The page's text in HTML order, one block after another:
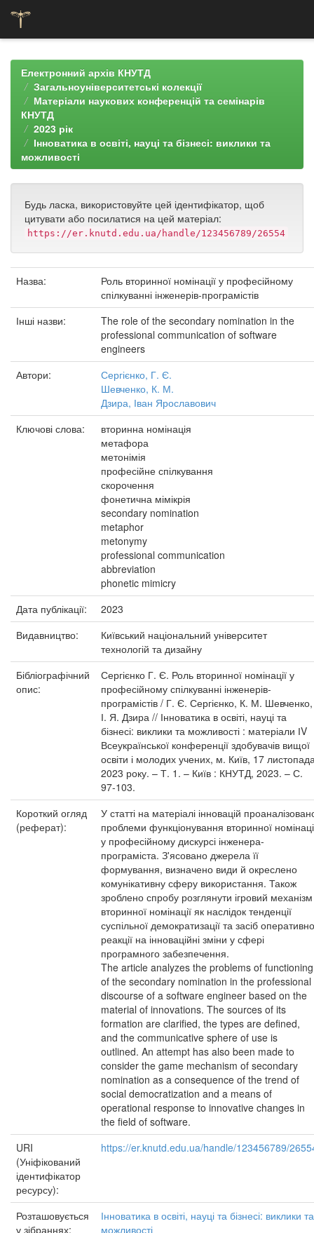
navigationЕлектронний архів КНУТД
Загальноуніверситетські колекції
Матеріали наукових конференцій та семінарів
КНУТД
2023 рік
Інноватика в освіті, науці та бізнесі: виклики та
можливості
Будь ласка, використовуйте цей ідентифікатор, щоб
цитувати або посилатися на цей матеріал:
https://er.knutd.edu.ua/handle/123456789/26554
Назва:
Роль вторинної номінації у професійному
спілкуванні інженерів-програмістів
Інші назви:
The role of the secondary nomination in the
professional communication of software
engineers
Автори:
Сергієнко, Г. Є.
Шевченко, К. М.
Дзира, Іван Ярославович
Ключові слова:
вторинна номінація
метафора
метонімія
професійне спілкування
скорочення
фонетична мімікрія
secondary nomination
metaphor
metonymy
professional communication
abbreviation
phonetic mimicry
Дата публікації:
2023
Видавництво:
Київський національний університет
технологій та дизайну
Бібліографічний
опис:
Сергієнко Г. Є. Роль вторинної номінації у
професійному спілкуванні інженерів-
програмістів / Г. Є. Сергієнко, К. М. Шевченко,
І. Я. Дзира // Інноватика в освіті, науці та
бізнесі: виклики та можливості : матеріали ІV
Всеукраїнської конференції здобувачів вищої
освіти і молодих учених, м. Київ, 17
2023 року. – Т. 1. – Київ : КНУТД, 2023. – С.
97-103.
Короткий огляд
(реферат):
У статті на матеріалі інновацій
проблеми функціонування вторинної
у професійному дискурсі інженера-
програміста. З'ясовано джерела її
формування, визначено види й окреслено
комунікативну сферу використання. Також
зроблено спробу розглянути ігровий механізм
вторинної номінації як наслідок тенденції
суспільної демократизації та засіб
реакції на інноваційні зміни у сфері
програмного забезпечення.
The article analyzes the problems of functioning
of the secondary nomination in the professional
discourse of a software engineer based on the
material of innovations. The sources of its
formation are clarified, the types are defined,
and the communicative sphere of use is
outlined. An attempt has also been made to
consider the game mechanism of secondary
nomination as a consequence of the trend of
social democratization and a means of
operational response to innovative changes in
the field of software.
URI
(Уніфікований
ідентифікатор
ресурсу):
https://er.knutd.edu.ua/handle/123456789/
Розташовується
у зібраннях:
Інноватика в освіті, науці та бізнесі: виклики та
можливості